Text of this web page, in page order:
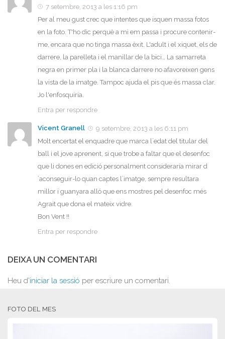
7 setembre, 2013 a les 1:16 pm
Per al meu gust crec que intentes que isquen massa fotos
en la foto. T'ho dic perquè a mi em passa i procure contenir-
me, encara que no tinga massa èxit. L'adult i el xiquet, els de
darrere, la parelleta i el manillar de la bici… La samarreta
negra en primer pla i la blanca darrere no afavoreixen gens
la vista de la imatge. Tampoc ajuda el pis que és massa clar.
Jo l'enfosquiria.
Entra per respondre
Vicent Granell
9 setembre, 2013 a les 6:11 pm
Molt encertat el enquadre que marca l´edat del titular del
ball i el jove aprenent, si que trobe a faltar que el desenfoc
que li dones en edició personalment consideraría mirar d
´aconseguir-lo quan captes l´imatge, sempre resultara
millor i guanyara alló que ens mostres pel desenfoc més
Agrait que dona el mateix vidre.
Bon Vent !!
Entra per respondre
DEIXA UN COMENTARI
Heu d'iniciar la sessió per escriure un comentari.
FOTO DEL MES